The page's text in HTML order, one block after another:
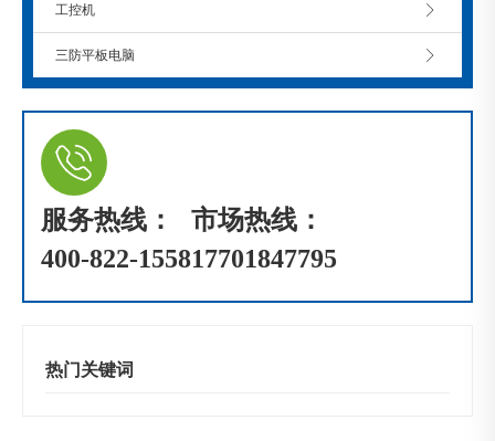
工控机
三防平板电脑
服务热线：
400-822-1558
市场热线：
17701847795
热门关键词